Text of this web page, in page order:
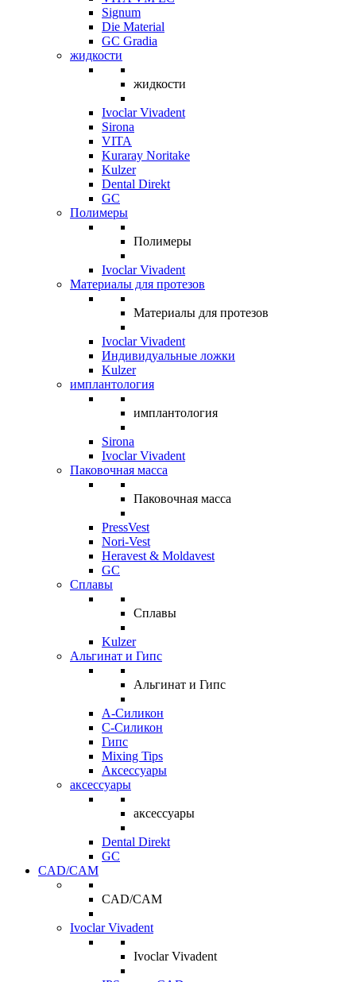
Signum
Die Material
GC Gradia
жидкости
жидкости
Ivoclar Vivadent
Sirona
VITA
Kuraray Noritake
Kulzer
Dental Direkt
GC
Полимеры
Полимеры
Ivoclar Vivadent
Материалы для протезов
Материалы для протезов
Ivoclar Vivadent
Индивидуальные ложки
Kulzer
имплантология
имплантология
Sirona
Ivoclar Vivadent
Паковочная масса
Паковочная масса
PressVest
Nori-Vest
Heravest & Moldavest
GC
Сплавы
Сплавы
Kulzer
Альгинат и Гипс
Альгинат и Гипс
A-Силикон
C-Силикон
Гипс
Mixing Tips
Аксессуары
аксессуары
аксессуары
Dental Direkt
GC
CAD/CAM
CAD/CAM
Ivoclar Vivadent
Ivoclar Vivadent